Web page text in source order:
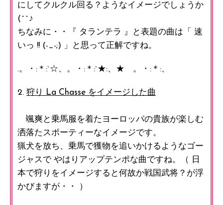
にしてクルクル回る？ようなイメージでしょうか
(^^♪
ちなみに・・『 タランテラ 』と表題の曲は「 速
いっ !! (-_-;) 」と思って正解ですね。
.。・:＊:`☆、。・:＊:`★:、★ 。・:＊:、
2. 狩り La Chasse をイメージした曲
颯爽と乗馬服を着たヨーロッパの貴族が楽しむ
洒落たスポーティーなイメージです。
猟犬を放ち、乗馬で獲物を追いかけるようなゴー
ジャスで やはりアップテンポな曲ですね。（ 日
本で狩りをイメージすると何故か戦国武将？が浮
かびますが・・ ）